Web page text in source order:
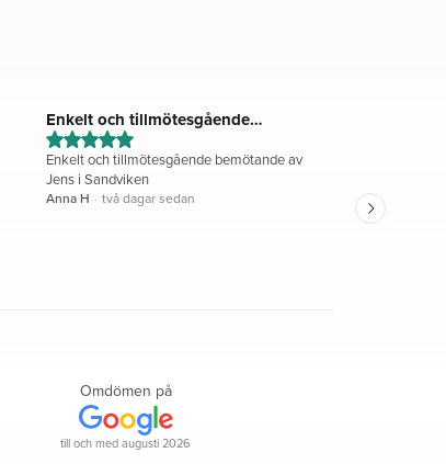
Enkelt och tillmötesgående
bemötande av...
Enkelt och tillmötesgående bemötande av
Jens i Sandviken
Anna H · två dagar sedan
mycket
Omdömen på
till och med augusti 2026